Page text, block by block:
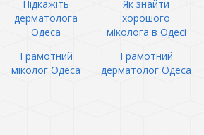
Підкажіть
дерматолога
Одеса
Як знайти
хорошого
міколога в Одесі
Грамотний
міколог Одеса
Грамотний
дерматолог Одеса